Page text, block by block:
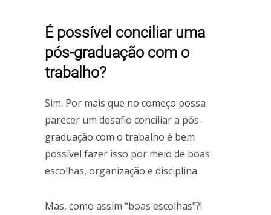
É possível conciliar uma
pós-graduação com o
trabalho?
Sim. Por mais que no começo possa
parecer um desafio conciliar a pós-
graduação com o trabalho é bem
possível fazer isso por meio de boas
escolhas, organização e disciplina.
Mas, como assim “boas escolhas”?!